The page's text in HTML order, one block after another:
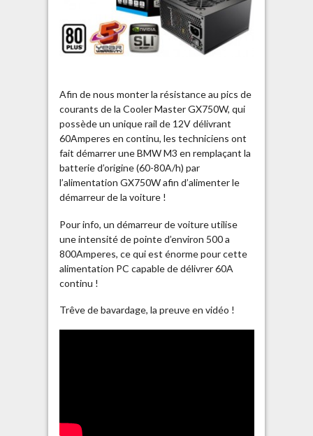
Afin de nous monter la résistance au pics de
courants de la Cooler Master GX750W, qui
possède un unique rail de 12V délivrant
60Amperes en continu, les techniciens ont
fait démarrer une BMW M3 en remplaçant la
batterie d’origine (60-80A/h) par
l’alimentation GX750W afin d’alimenter le
démarreur de la voiture !
Pour info, un démarreur de voiture utilise
une intensité de pointe d’environ 500 a
800Amperes, ce qui est énorme pour cette
alimentation PC capable de délivrer 60A
continu !
Trêve de bavardage, la preuve en vidéo !